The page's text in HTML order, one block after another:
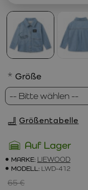
Auf Lager
MARKE: LIEWOOD
MODELL: LWD-412
65 €
Größe
Größentabelle